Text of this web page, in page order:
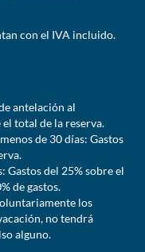
con el IVA incluido.
antelación al
total de la reserva.
de 30 días: Gastos
Gastos del 25% sobre el
de gastos.
los
no tendrá
alguno.